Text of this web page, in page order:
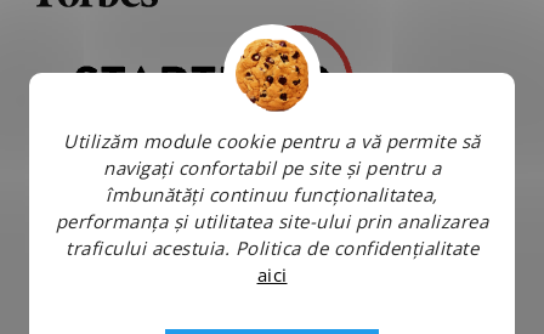
Utilizăm module cookie pentru a vă permite să
navigați confortabil pe site și pentru a
îmbunătăți continuu funcționalitatea,
performanța și utilitatea site-ului prin analizarea
traficului acestuia. Politica de confidențialitate
aici